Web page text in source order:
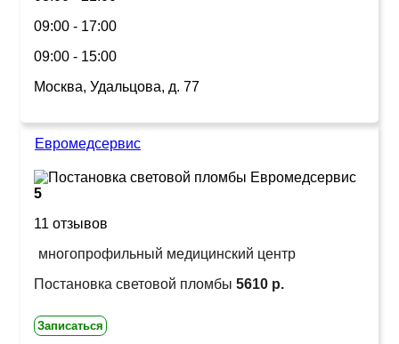
09:00 - 17:00
09:00 - 15:00
Москва, Удальцова, д. 77
Евромедсервис
5
11 отзывов
многопрофильный медицинский центр
Постановка световой пломбы 5610 р.
Записаться